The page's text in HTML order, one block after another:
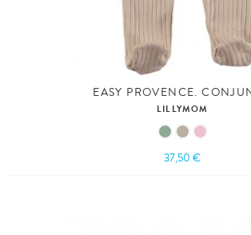
EASY PROVENCE.
LILLYMOM
37,50 €